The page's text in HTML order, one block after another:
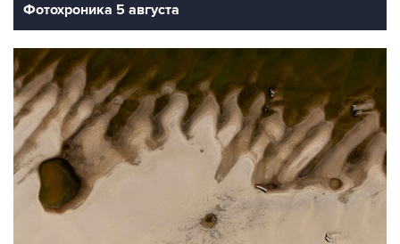
Фотохроника 5 августа